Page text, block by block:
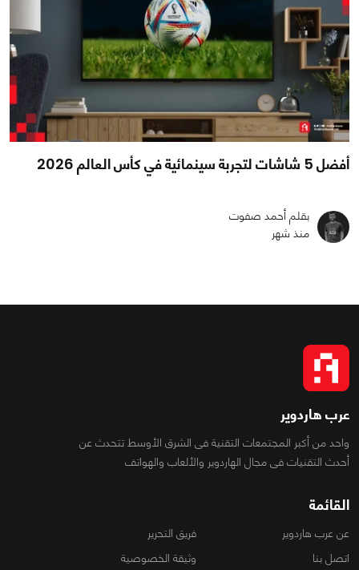
أفضل 5 شاشات لتجربة سينمائية في كأس العالم 2026
بقلم أحمد صفوت
منذ شهر
عرب هاردوير
واحد من أكبر المجتمعات التقنية فى الشرق الأوسط تتحدث عن
أحدث التقنيات فى مجال الهاردوير والألعاب والهواتف
القائمة
عن عرب هاردوير
فريق التحرير
اتصل بنا
وثيقة الخصوصية